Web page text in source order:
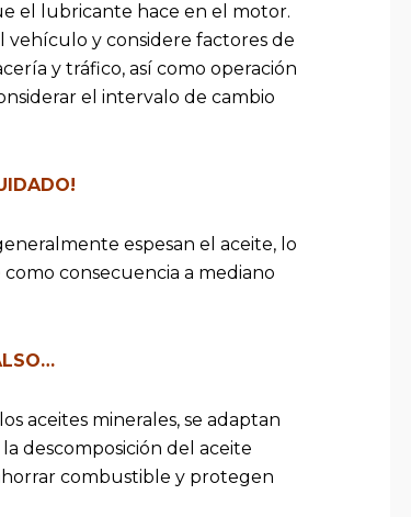
el lubricante hace en el motor.
vehículo y considere factores de
y tráfico, así como operación
el intervalo de cambio
espesan el aceite, lo
consecuencia a mediano
aceites minerales, se adaptan
descomposición del aceite
combustible y protegen